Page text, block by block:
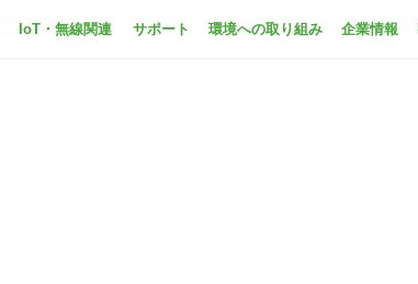
IoT・無線関連 サポート 環境への取り組み 企業情報